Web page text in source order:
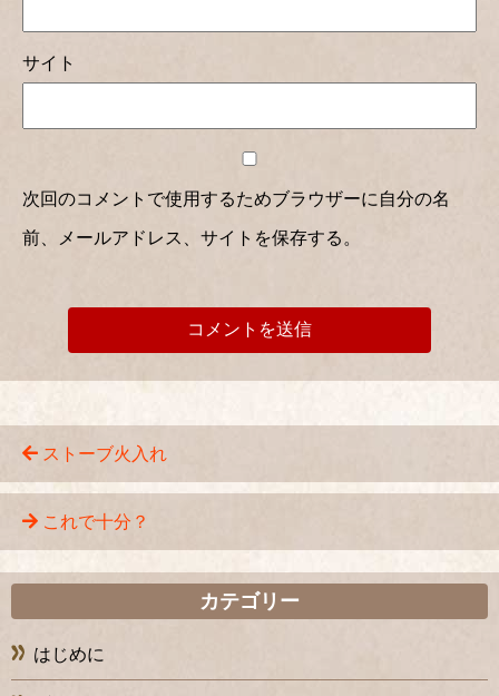
サイト
次回のコメントで使用するためブラウザーに自分の名
前、メールアドレス、サイトを保存する。
ストーブ火入れ
これで十分？
カテゴリー
はじめに